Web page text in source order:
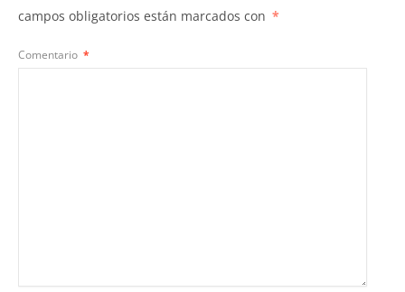
campos obligatorios están marcados con *
Comentario *